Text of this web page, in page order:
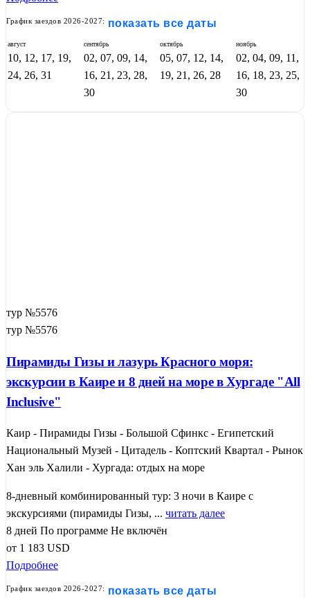
График заездов 2026-2027: показать все даты
август
10, 12, 17, 19,
24, 26, 31
сентябрь
02, 07, 09, 14,
16, 21, 23, 28,
30
октябрь
05, 07, 12, 14,
19, 21, 26, 28
ноябрь
02, 04, 09, 11,
16, 18, 23, 25,
30
тур №5576
тур №5576
Пирамиды Гизы и лазурь Красного моря:
экскурсии в Каире и 8 дней на море в Хургаде "All
Inclusive"
Каир - Пирамиды Гизы - Большой Сфинкс - Египетский
Национальный Музей - Цитадель - Коптский Квартал - Рынок
Хан эль Халили - Хургада: отдых на море
8-дневный комбинированный тур: 3 ночи в Каире с
экскурсиями (пирамиды Гизы, ... читать далее
8 дней По программе Не включён
от 1 183 USD
Подробнее
График заездов 2026-2027: показать все даты